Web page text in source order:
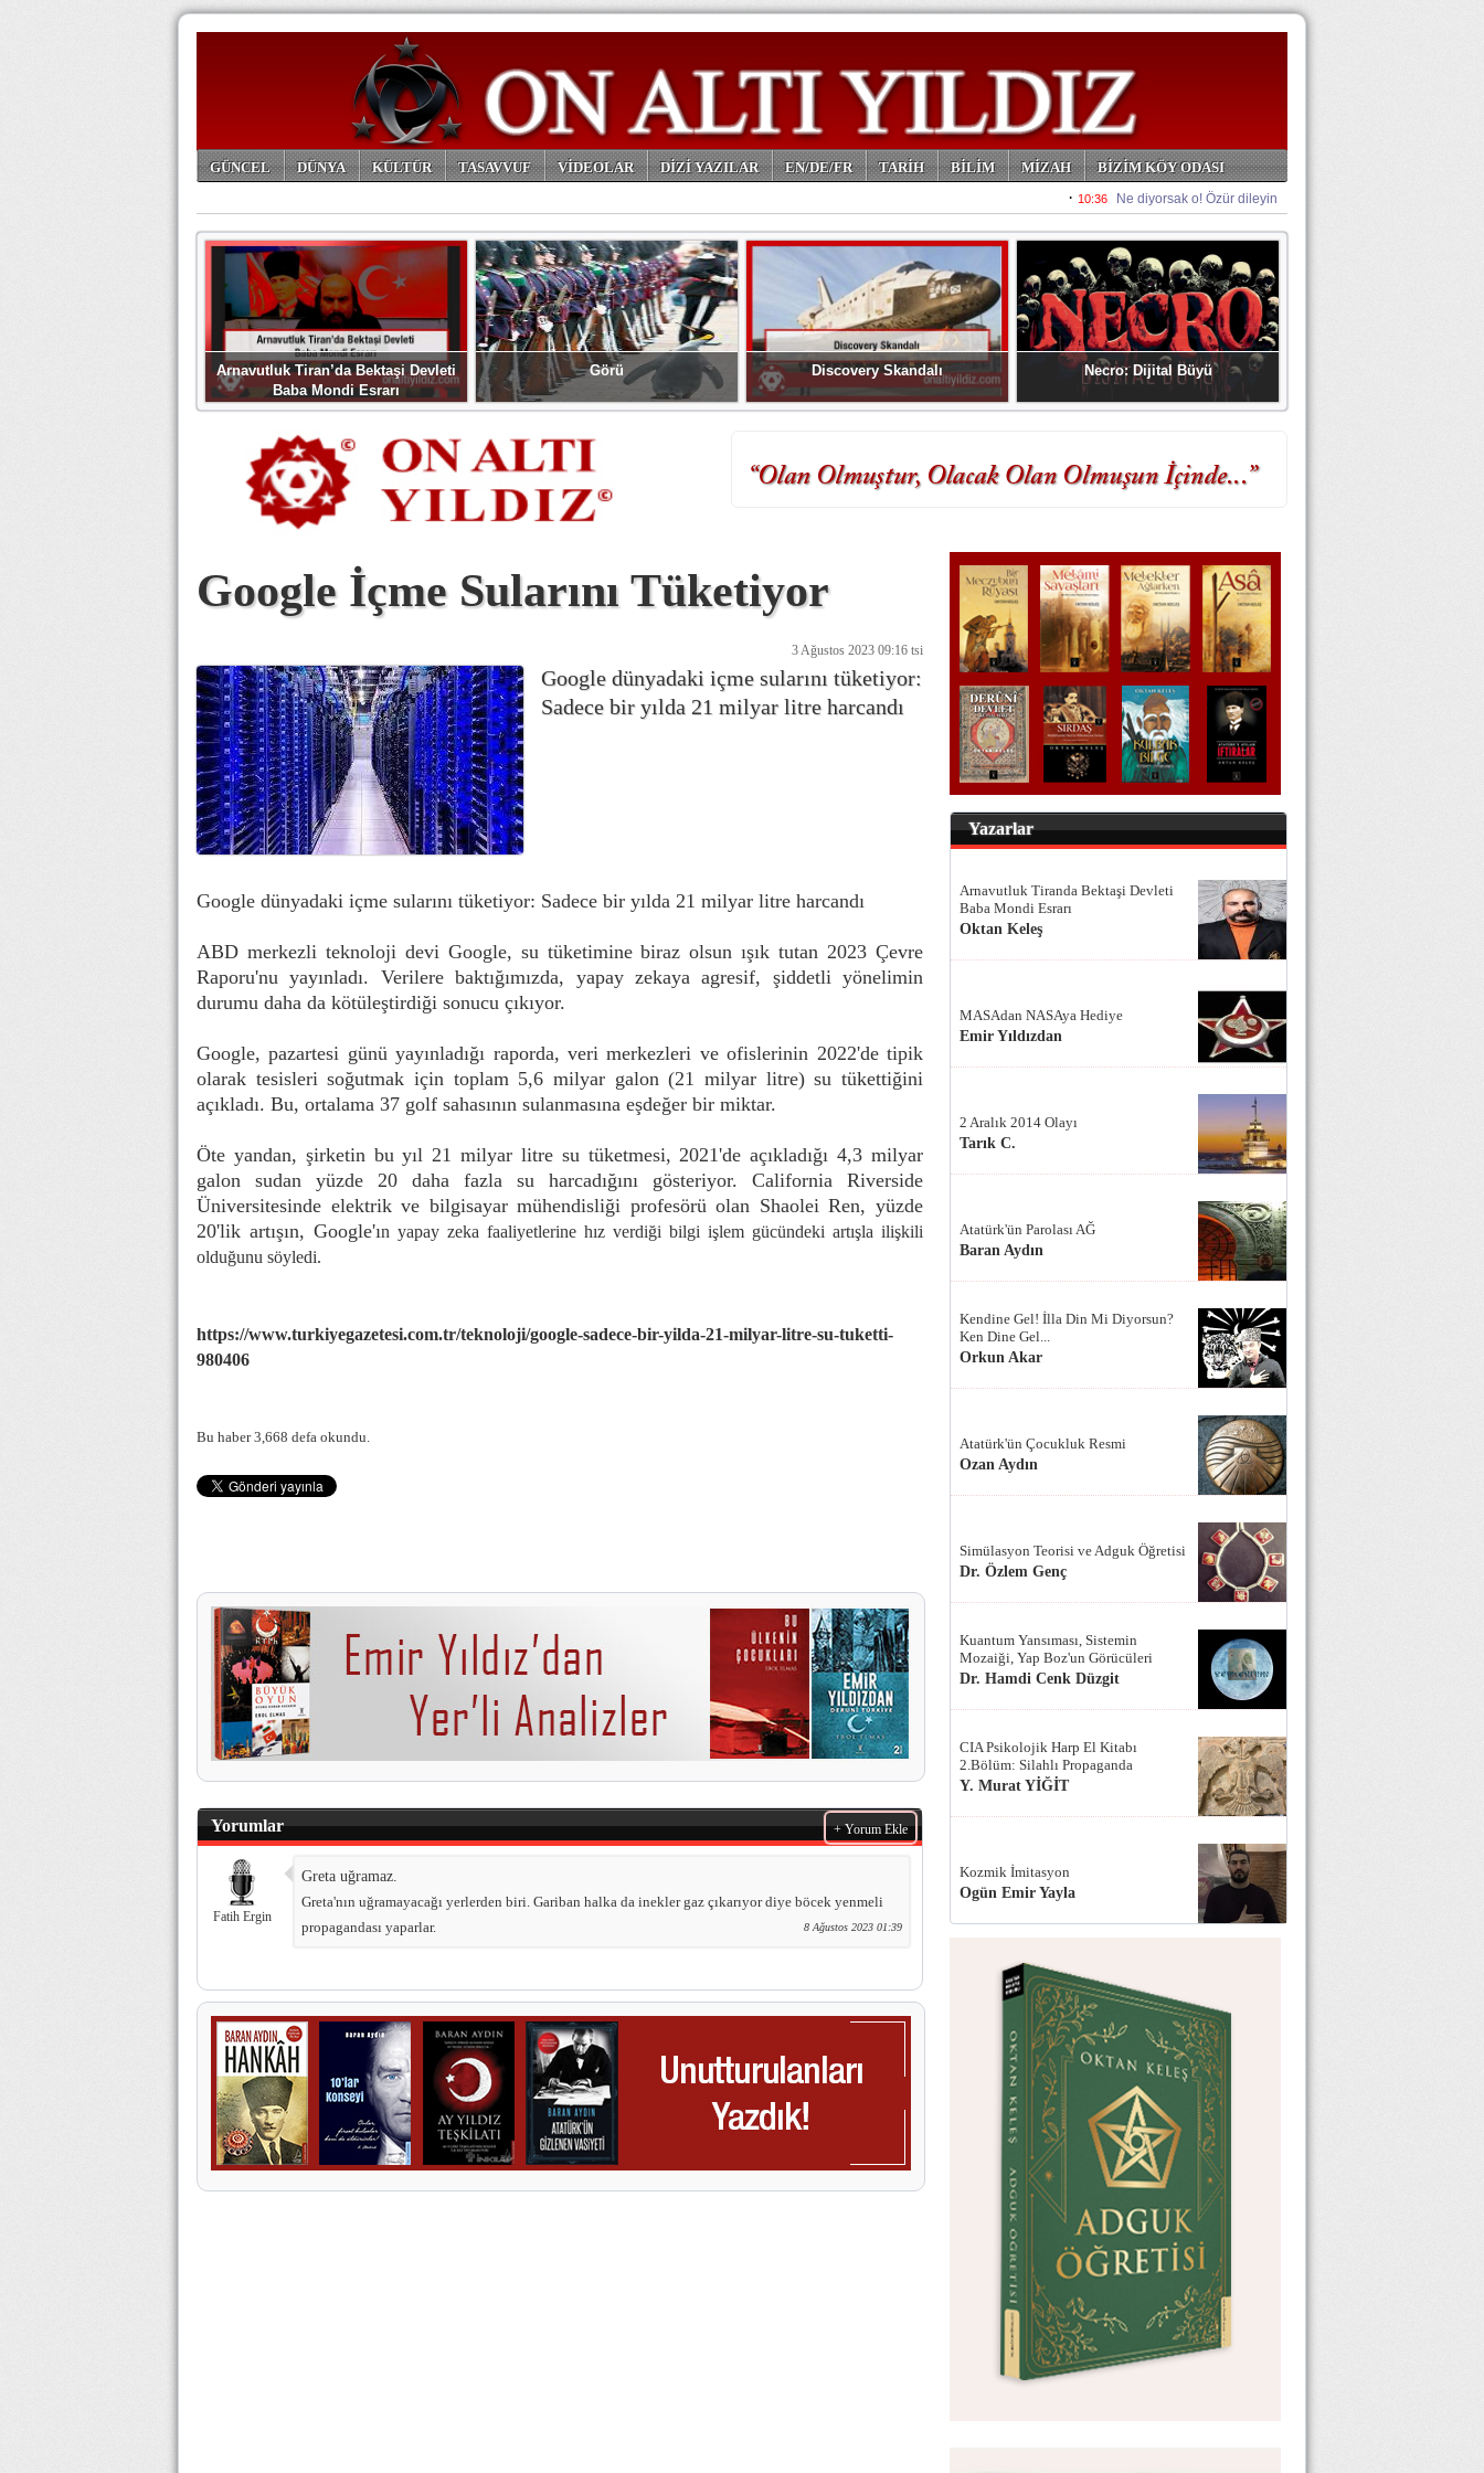
GÜNCEL DÜNYA KÜLTÜR TASAVVUF VİDEOLAR DİZİ YAZILAR EN/DE/FR TARİH BİLİM MİZAH
BİZİM KÖY ODASI
Arnavutluk Tiran’da Bektaşi Devleti
Baba Mondi Esrarı
Görü Discovery Skandalı Necro: Dijital Büyü
Google İçme Sularını Tüketiyor
3 Ağustos 2023 09:16 tsi
Google dünyadaki içme sularını tüketiyor:
Sadece bir yılda 21 milyar litre harcandı
Google dünyadaki içme sularını tüketiyor: Sadece bir yılda 21 milyar litre harcandı
ABD merkezli teknoloji devi Google, su tüketimine biraz olsun ışık tutan 2023 Çevre
Raporu'nu yayınladı. Verilere baktığımızda, yapay zekaya agresif, şiddetli yönelimin
durumu daha da kötüleştirdiği sonucu çıkıyor.
Google, pazartesi günü yayınladığı raporda, veri merkezleri ve ofislerinin 2022'de tipik
olarak tesisleri soğutmak için toplam 5,6 milyar galon (21 milyar litre) su tükettiğini
açıkladı. Bu, ortalama 37 golf sahasının sulanmasına eşdeğer bir miktar.
Öte yandan, şirketin bu yıl 21 milyar litre su tüketmesi, 2021'de açıkladığı 4,3 milyar
galon sudan yüzde 20 daha fazla su harcadığını gösteriyor. California Riverside
Üniversitesinde elektrik ve bilgisayar mühendisliği profesörü olan Shaolei Ren, yüzde
20'lik artışın, Google'ın yapay zeka faaliyetlerine hız verdiği bilgi işlem gücündeki artışla ilişkili
olduğunu söyledi.
https://www.turkiyegazetesi.com.tr/teknoloji/google-sadece-bir-yilda-21-milyar-litre-su-tuketti-
980406
Bu haber 3,668 defa okundu.
Yorumlar + Yorum Ekle
Fatih Ergin
Greta uğramaz.
Greta'nın uğramayacağı yerlerden biri. Gariban halka da inekler gaz çıkarıyor diye böcek yenmeli
propagandası yaparlar.
8 Ağustos 2023 01:39
Yazarlar
Arnavutluk Tiranda Bektaşi Devleti
Baba Mondi Esrarı
Oktan Keleş
MASAdan NASAya Hediye
Emir Yıldızdan
2 Aralık 2014 Olayı
Tarık C.
Atatürk'ün Parolası AĞ
Baran Aydın
Kendine Gel! İlla Din Mi Diyorsun?
Ken Dine Gel...
Orkun Akar
Atatürk'ün Çocukluk Resmi
Ozan Aydın
Simülasyon Teorisi ve Adguk Öğretisi
Dr. Özlem Genç
Kuantum Yansıması, Sistemin
Mozaiği, Yap Boz'un Görücüleri
Dr. Hamdi Cenk Düzgit
CIA Psikolojik Harp El Kitabı
2.Bölüm: Silahlı Propaganda
Y. Murat YİĞİT
Kozmik İmitasyon
Ogün Emir Yayla